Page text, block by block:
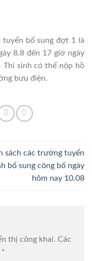
tuyển bổ sung đợt 1 là
8.8 đến 17 giờ ngày
Thí sinh có thể nộp hồ
bưu điện.
sách các trường tuyển
bổ sung công bố ngày
hôm nay 10.08
thị công khai. Các
*